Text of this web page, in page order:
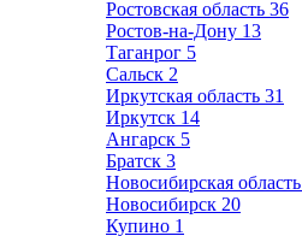
Ростовская область 36
Ростов-на-Дону 13
Таганрог 5
Сальск 2
Иркутская область 31
Иркутск 14
Ангарск 5
Братск 3
Новосибирская область
Новосибирск 20
Купино 1